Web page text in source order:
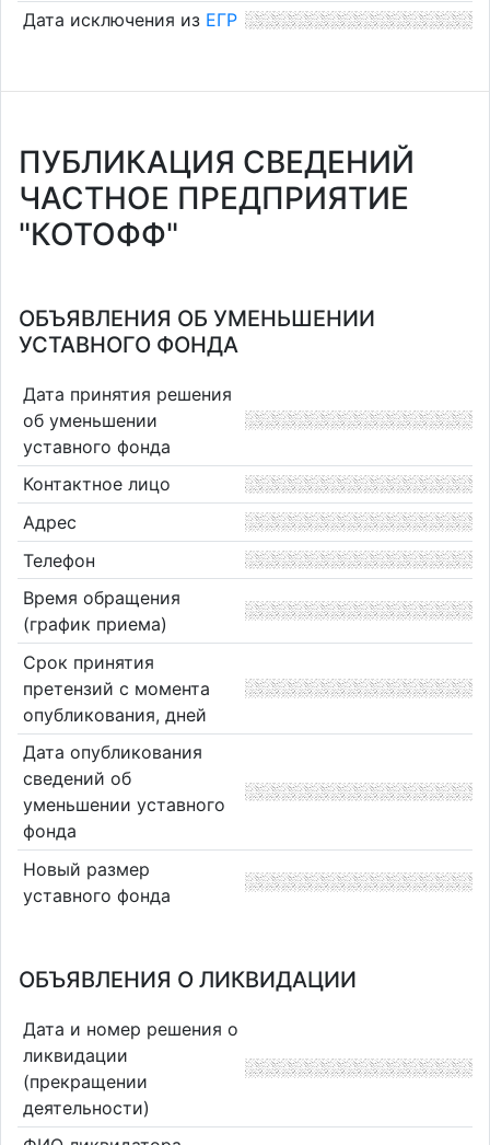
Дата исключения из ЕГР
ПУБЛИКАЦИЯ СВЕДЕНИЙ
ЧАСТНОЕ ПРЕДПРИЯТИЕ
"КОТОФФ"
ОБЪЯВЛЕНИЯ ОБ УМЕНЬШЕНИИ
УСТАВНОГО ФОНДА
Дата принятия решения
об уменьшении
уставного фонда
Контактное лицо
Адрес
Телефон
Время обращения
(график приема)
Срок принятия
претензий с момента
опубликования, дней
Дата опубликования
сведений об
уменьшении уставного
фонда
Новый размер
уставного фонда
ОБЪЯВЛЕНИЯ О ЛИКВИДАЦИИ
Дата и номер решения о
ликвидации
(прекращении
деятельности)